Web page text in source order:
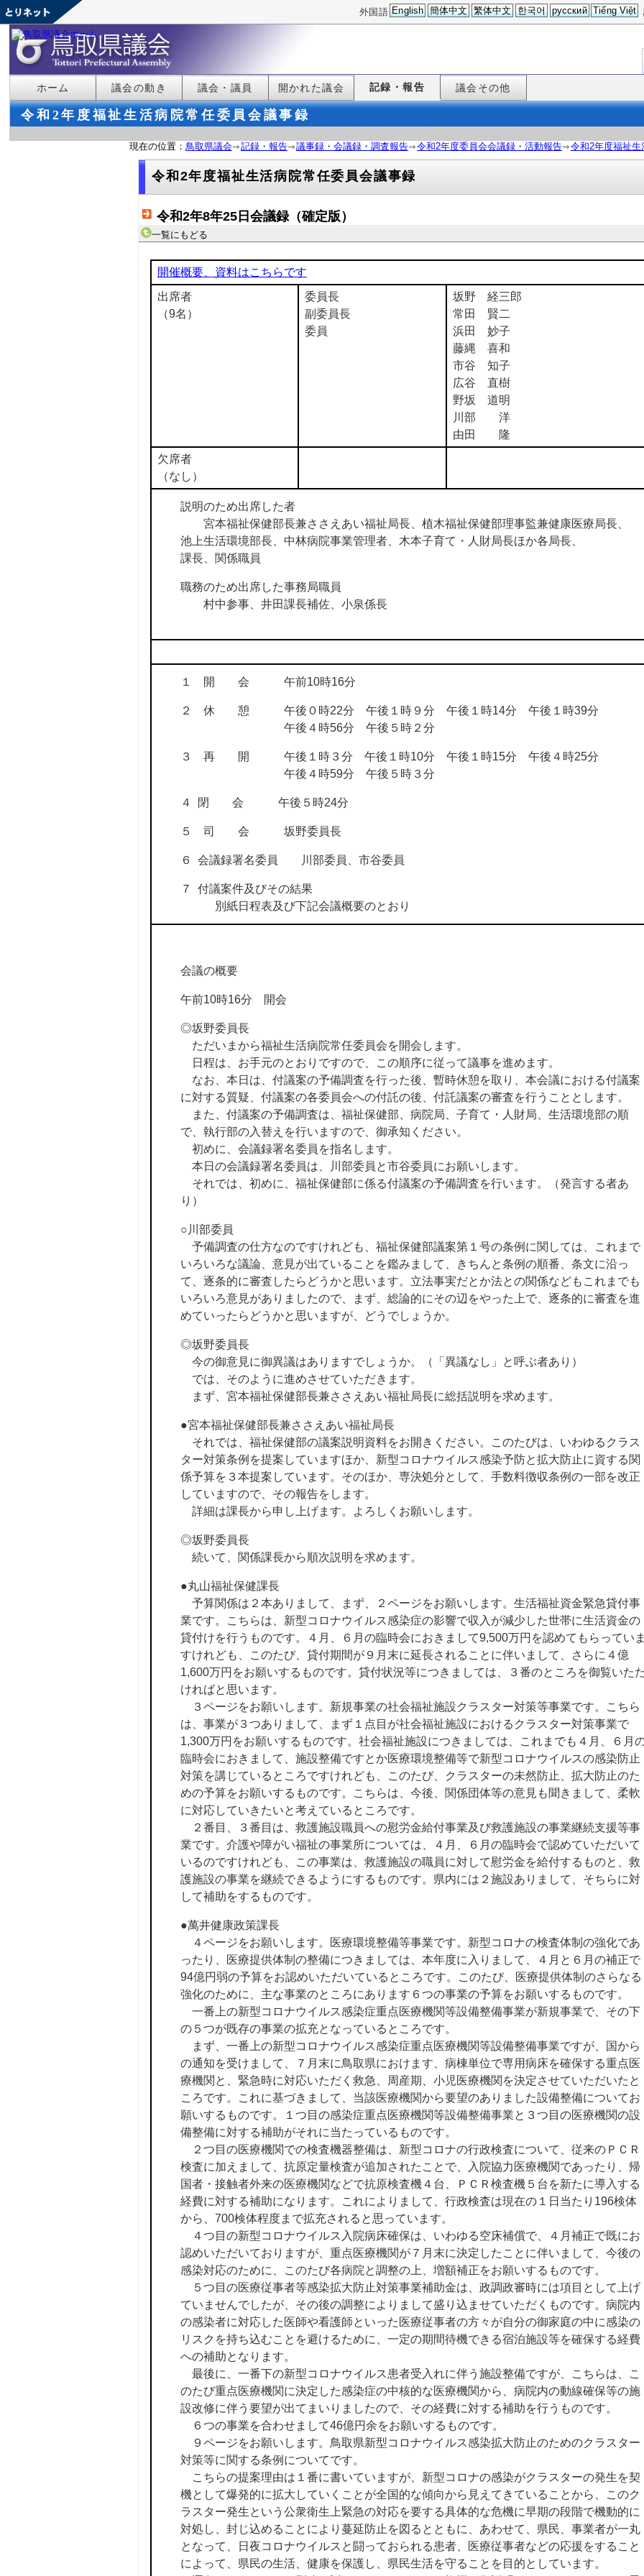
外国語 English 簡体中文 繁体中文 한국어 русский Tiếng Việt
ホーム 議会の動き 議会・議員 開かれた議会 記録・報告 議会その他
令和2年度福祉生活病院常任委員会議事録
現在の位置： 鳥取県議会 記録・報告 議事録・会議録・調査報告 令和2年度委員会会議録・活動報告 令和2年度福祉
令和2年度福祉生活病院常任委員会議事録
令和2年8年25日会議録（確定版）
一覧にもどる
開催概要、資料はこちらです
出席者
（9名）
委員長
副委員長
委員
坂野 経三郎
常田 賢二
浜田 妙子
藤縄 喜和
市谷 知子
広谷 直樹
野坂 道明
川部 洋
由田 隆
欠席者
（なし）
説明のため出席した者
宮本福祉保健部長兼ささえあい福祉局長、植木福祉保健部理事監兼健康医療局長、
池上生活環境部長、中林病院事業管理者、木本子育て・人財局長ほか各局長、
課長、関係職員
職務のため出席した事務局職員
村中参事、井田課長補佐、小泉係長
１ 開 会 午前10時16分
２ 休 憩 午後０時22分 午後１時９分 午後１時14分 午後１時39分
午後４時56分 午後５時２分
３ 再 開 午後１時３分 午後１時10分 午後１時15分 午後４時25分
午後４時59分 午後５時３分
４ 閉 会 午後５時24分
５ 司 会 坂野委員長
６ 会議録署名委員 川部委員、市谷委員
７ 付議案件及びその結果
別紙日程表及び下記会議概要のとおり
会議の概要
午前10時16分 開会
◎坂野委員長
ただいまから福祉生活病院常任委員会を開会します。
日程は、お手元のとおりですので、この順序に従って議事を進めます。
なお、本日は、付議案の予備調査を行った後、暫時休憩を取り、本会議における付議案
に対する質疑、付議案の各委員会への付託の後、付託議案の審査を行うこととします。
また、付議案の予備調査は、福祉保健部、病院局、子育て・人財局、生活環境部の順
で、執行部の入替えを行いますので、御承知ください。
初めに、会議録署名委員を指名します。
本日の会議録署名委員は、川部委員と市谷委員にお願いします。
それでは、初めに、福祉保健部に係る付議案の予備調査を行います。（発言する者あ
り）
○川部委員
予備調査の仕方なのですけれども、福祉保健部議案第１号の条例に関しては、これまで
いろいろな議論、意見が出ていることを鑑みまして、きちんと条例の順番、条文に沿っ
て、逐条的に審査したらどうかと思います。立法事実だとか法との関係などもこれまでも
いろいろ意見がありましたので、まず、総論的にその辺をやった上で、逐条的に審査を進
めていったらどうかと思いますが、どうでしょうか。
◎坂野委員長
今の御意見に御異議はありますでしょうか。（「異議なし」と呼ぶ者あり）
では、そのように進めさせていただきます。
まず、宮本福祉保健部長兼ささえあい福祉局長に総括説明を求めます。
●宮本福祉保健部長兼ささえあい福祉局長
それでは、福祉保健部の議案説明資料をお開きください。このたびは、いわゆるクラス
ター対策条例を提案していますほか、新型コロナウイルス感染予防と拡大防止に資する関
係予算を３本提案しています。そのほか、専決処分として、手数料徴収条例の一部を改正
していますので、その報告をします。
詳細は課長から申し上げます。よろしくお願いします。
◎坂野委員長
続いて、関係課長から順次説明を求めます。
●丸山福祉保健課長
予算関係は２本ありまして、まず、２ページをお願いします。生活福祉資金緊急貸付事
業です。こちらは、新型コロナウイルス感染症の影響で収入が減少した世帯に生活資金の
貸付けを行うものです。４月、６月の臨時会におきまして9,500万円を認めてもらっていま
すけれども、このたび、貸付期間が９月末に延長されることに伴いまして、さらに４億
1,600万円をお願いするものです。貸付状況等につきましては、３番のところを御覧いた
ければと思います。
３ページをお願いします。新規事業の社会福祉施設クラスター対策等事業です。こちら
は、事業が３つありまして、まず１点目が社会福祉施設におけるクラスター対策事業で
1,300万円をお願いするものです。社会福祉施設につきましては、これまでも４月、６月
臨時会におきまして、施設整備ですとか医療環境整備等で新型コロナウイルスの感染防止
対策を講じているところですけれども、このたび、クラスターの未然防止、拡大防止のた
めの予算をお願いするものです。こちらは、今後、関係団体等の意見も聞きまして、柔軟
に対応していきたいと考えているところです。
２番目、３番目は、救護施設職員への慰労金給付事業及び救護施設の事業継続支援等事
業です。介護や障がい福祉の事業所については、４月、６月の臨時会で認めていただいて
いるのですけれども、この事業は、救護施設の職員に対して慰労金を給付するものと、救
護施設の事業を継続できるようにするものです。県内には２施設ありまして、そちらに対
して補助をするものです。
●萬井健康政策課長
４ページをお願いします。医療環境整備等事業です。新型コロナの検査体制の強化であ
ったり、医療提供体制の整備につきましては、本年度に入りまして、４月と６月の補正で
94億円弱の予算をお認めいただいているところです。このたび、医療提供体制のさらなる
強化のために、主な事業のところにあります６つの事業の予算をお願いするものです。
一番上の新型コロナウイルス感染症重点医療機関等設備整備事業が新規事業で、その下
の５つが既存の事業の拡充となっているところです。
まず、一番上の新型コロナウイルス感染症重点医療機関等設備整備事業ですが、国から
の通知を受けまして、７月末に鳥取県におけます、病棟単位で専用病床を確保する重点医
療機関と、緊急時に対応いただく救急、周産期、小児医療機関を決定させていただいたと
ころです。これに基づきまして、当該医療機関から要望のありました設備整備についてお
願いするものです。１つ目の感染症重点医療機関等設備整備事業と３つ目の医療機関の設
備整備に対する補助がそれに当たっているものです。
２つ目の医療機関での検査機器整備は、新型コロナの行政検査について、従来のＰＣＲ
検査に加えまして、抗原定量検査が追加されたことで、入院協力医療機関であったり、帰
国者・接触者外来の医療機関などで抗原検査機４台、ＰＣＲ検査機５台を新たに導入する
経費に対する補助になります。これによりまして、行政検査は現在の１日当たり196検体
から、700検体程度まで拡充されると思っています。
４つ目の新型コロナウイルス入院病床確保は、いわゆる空床補償で、４月補正で既にお
認めいただいておりますが、重点医療機関が７月末に決定したことに伴いまして、今後の
感染対応のために、このたび各病院と調整の上、増額補正をお願いするものです。
５つ目の医療従事者等感染拡大防止対策事業補助金は、政調政審時には項目として上げ
ていませんでしたが、その後の調整によりまして盛り込ませていただくものです。病院内
の感染者に対応した医師や看護師といった医療従事者の方々が自分の御家庭の中に感染の
リスクを持ち込むことを避けるために、一定の期間待機できる宿泊施設等を確保する経費
への補助となります。
最後に、一番下の新型コロナウイルス患者受入れに伴う施設整備ですが、こちらは、こ
のたび重点医療機関に決定した感染症の中核的な医療機関から、病院内の動線確保等の施
設改修に伴う要望が出てまいりましたので、その経費に対する補助を行うものです。
６つの事業を合わせまして46億円余をお願いするものです。
９ページをお願いします。鳥取県新型コロナウイルス感染拡大防止のためのクラスター
対策等に関する条例についてです。
こちらの提案理由は１番に書いていますが、新型コロナの感染がクラスターの発生を契
機として爆発的に拡大していくことが全国的な傾向から見えてきていることから、このク
ラスター発生という公衆衛生上緊急の対応を要する具体的な危機に早期の段階で機動的に
対処し、封じ込めることにより蔓延防止を図るとともに、あわせて、県民、事業者が一丸
となって、日夜コロナウイルスと闘っておられる患者、医療従事者などの応援をすること
によって、県民の生活、健康を保護し、県民生活を守ることを目的としています。